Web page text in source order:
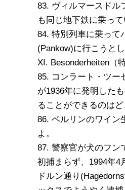
83. ヴィルマースドル
も同じ地下鉄に乗っ
84. 特別列車に乗って
(Pankow)に行こうと
XI. Besonderheiten（
85. コンラート・ツー
が1936年に発明した
ることができるのはど
86. ベルリンのワイン
よ。
87. 警察官が犬のフン
初捕まらず、1994年4
ドルン通り